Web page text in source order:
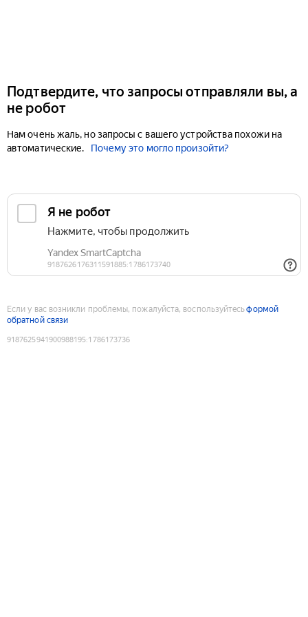
Подтвердите, что запросы отправляли вы, а
не робот
Нам очень жаль, но запросы с вашего устройства похожи на
автоматические.
Почему это могло произойти?
Если у вас возникли проблемы, пожалуйста, воспользуйтесьформой
обратной связи
9187625941900988195:1786173736